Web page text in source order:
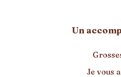
Un
Je vous